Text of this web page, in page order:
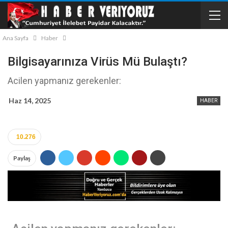
Ana Sayfa Haber
Bilgisayarınıza Virüs Mü Bulaştı?
Acilen yapmanız gerekenler:
HABER
Haz 14, 2025
10.276
Paylaş